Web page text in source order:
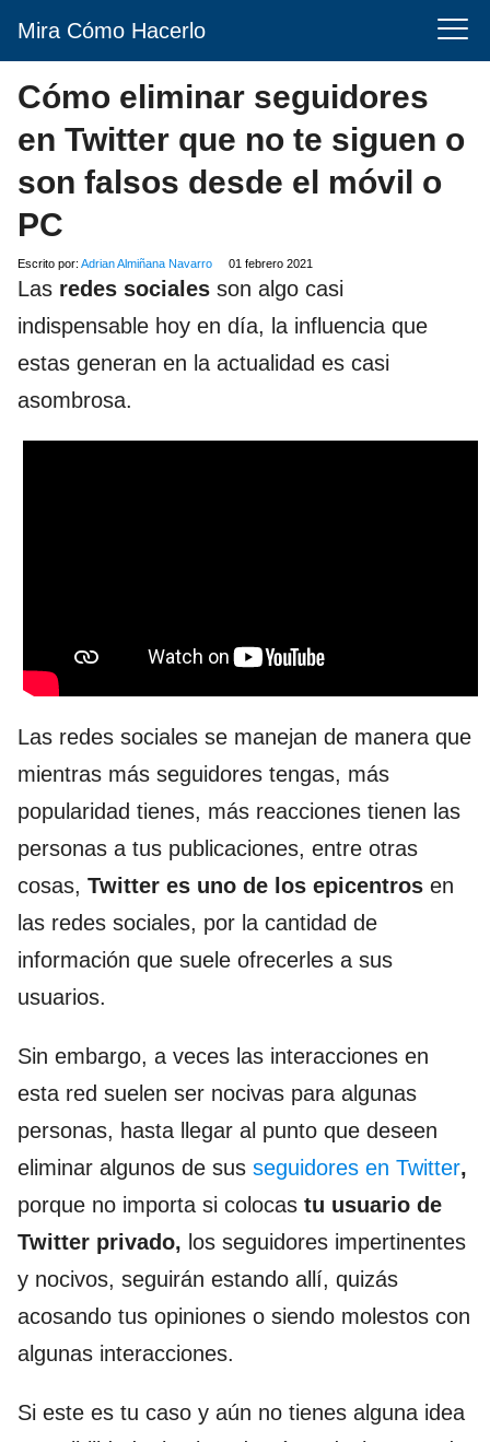
Mira Cómo Hacerlo
Cómo eliminar seguidores
en Twitter que no te siguen o
son falsos desde el móvil o
PC
Escrito por: Adrian Almiñana Navarro 01 febrero 2021
Las redes sociales son algo casi
indispensable hoy en día, la influencia que
estas generan en la actualidad es casi
asombrosa.
Las redes sociales se manejan de manera que
mientras más seguidores tengas, más
popularidad tienes, más reacciones tienen las
personas a tus publicaciones, entre otras
cosas, Twitter es uno de los epicentros en
las redes sociales, por la cantidad de
información que suele ofrecerles a sus
usuarios.
Sin embargo, a veces las interacciones en
esta red suelen ser nocivas para algunas
personas, hasta llegar al punto que deseen
eliminar algunos de sus seguidores en Twitter,
porque no importa si colocas tu usuario de
Twitter privado, los seguidores impertinentes
y nocivos, seguirán estando allí, quizás
acosando tus opiniones o siendo molestos con
algunas interacciones.
Si este es tu caso y aún no tienes alguna idea